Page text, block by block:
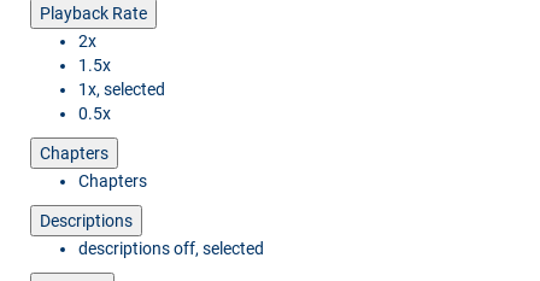
Playback Rate
2x
1.5x
1x, selected
0.5x
Chapters
Chapters
Descriptions
descriptions off, selected